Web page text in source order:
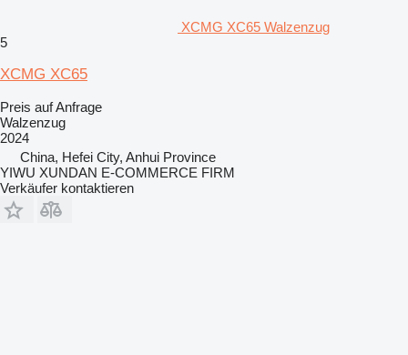
XCMG XC65 Walzenzug
5
XCMG XC65
Preis auf Anfrage
Walzenzug
2024
China, Hefei City, Anhui Province
YIWU XUNDAN E-COMMERCE FIRM
Verkäufer kontaktieren